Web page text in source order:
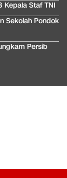
Kepala Staf TNI
Sekolah Pondok
Persib